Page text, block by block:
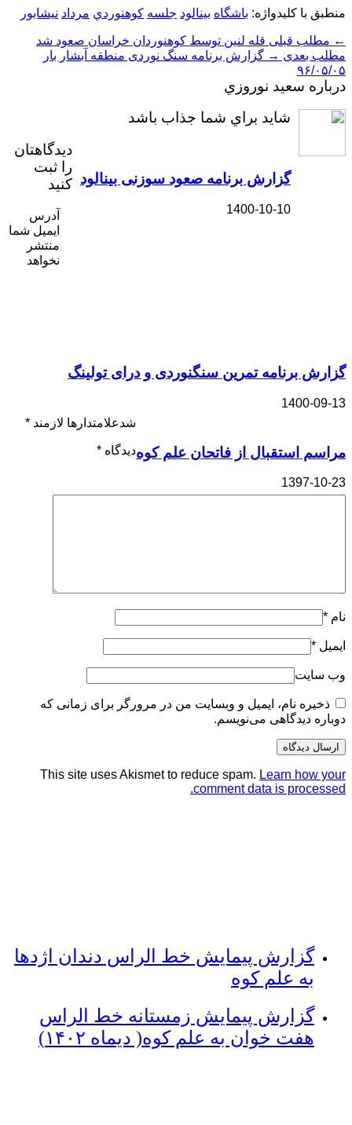
اشتراک
گذاری
منطبق با کلیدواژه: باشگاه بينالود جلسه كوهنوردي مرداد نيشابور
← مطلب قبلی قله لنین توسط کوهنوردان خراسان صعود شد
مطلب بعدی → گزارش برنامه سنگ نوردی منطقه آبشار بار
۹۶/۰۵/۰۵
درباره سعيد نوروزي
شايد براي شما جذاب باشد
گزارش برنامه صعود سوزنی بینالود
1400-10-10
گزارش برنامه تمرین سنگنوردی و درای تولینگ
1400-09-13
مراسم استقبال از فاتحان علم کوه
1397-10-23
دیدگاهتان
را ثبت
کنید
آدرس
ایمیل شما
منتشر
نخواهد
شدعلامتدارها لازمند *
دیدگاه *
نام *
ایمیل *
وب سایت
ذخیره نام، ایمیل و وبسایت من در مرورگر برای زمانی که
دوباره دیدگاهی می‌نویسم.
This site uses Akismet to reduce spam. Learn how your
comment data is processed.
گزارش پیمایش خط الراس دندان اژدها
به علم کوه
گزارش پیمایش زمستانه خط الراس
هفت خوان به علم کوه( دیماه ۱۴۰۲)